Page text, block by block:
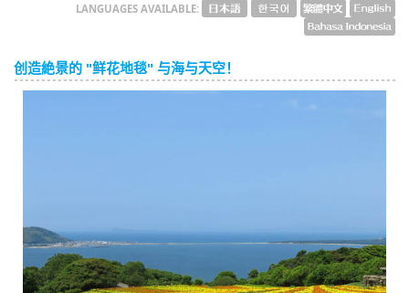
LANGUAGES AVAILABLE:
创造絶景的 "鲜花地毯" 与海与天空！